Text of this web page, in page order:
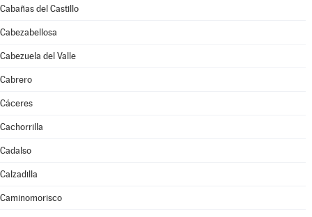
Cabañas del Castillo
Cabezabellosa
Cabezuela del Valle
Cabrero
Cáceres
Cachorrilla
Cadalso
Calzadilla
Caminomorisco